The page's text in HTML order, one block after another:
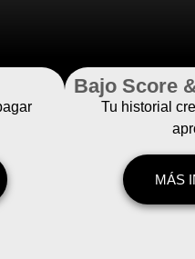
Bajo Score
Tu historial
MÁS